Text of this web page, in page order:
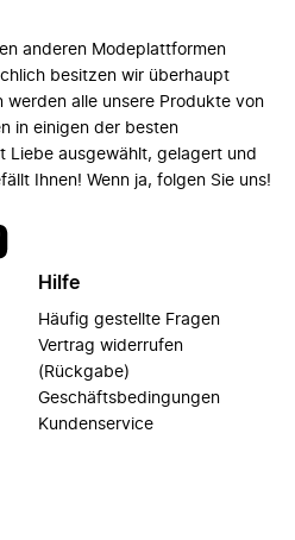
anderen Modeplattformen
besitzen wir überhaupt
werden alle unsere Produkte von
in einigen der besten
Liebe ausgewählt, gelagert und
Ihnen! Wenn ja, folgen Sie uns!
Hilfe
Häufig gestellte Fragen
Vertrag widerrufen
(Rückgabe)
Geschäftsbedingungen
Kundenservice